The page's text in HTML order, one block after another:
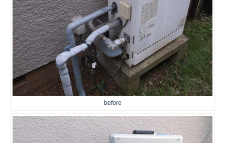
before